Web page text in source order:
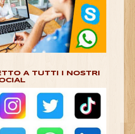
A TUTTI I NOSTRI